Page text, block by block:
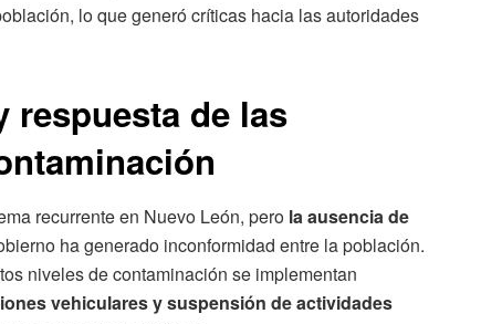
lo que generó críticas hacia las autoridades
respuesta de las
recurrente en Nuevo León, pero la ausencia de
ha generado inconformidad entre la población.
niveles de contaminación se implementan
vehiculares y suspensión de actividades